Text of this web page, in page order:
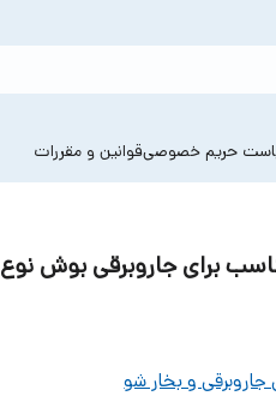
حریم خصوصیقوانین و مقررات
برای جاروبرقی بوش نوع
جاروبرقی و بخار شو